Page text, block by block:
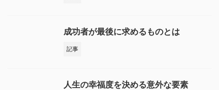
成功者が最後に求めるものとは
記事
人生の幸福度を決める意外な要素